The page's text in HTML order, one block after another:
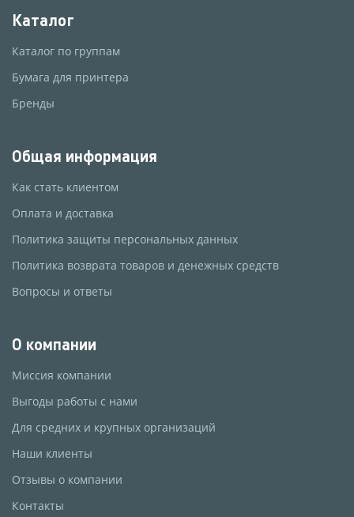
Каталог
Каталог по группам
Бумага для принтера
Бренды
Общая информация
Как стать клиентом
Оплата и доставка
Политика защиты персональных данных
Политика возврата товаров и денежных средств
Вопросы и ответы
О компании
Миссия компании
Выгоды работы с нами
Для средних и крупных организаций
Наши клиенты
Отзывы о компании
Контакты